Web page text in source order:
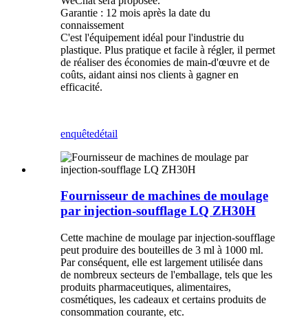
Garantie : 12 mois après la date du
connaissement
C'est l'équipement idéal pour l'industrie du
plastique. Plus pratique et facile à régler, il permet
de réaliser des économies de main-d'œuvre et de
coûts, aidant ainsi nos clients à gagner en
efficacité.
enquêtedétail
Fournisseur de machines de moulage
par injection-soufflage LQ ZH30H
Cette machine de moulage par injection-soufflage
peut produire des bouteilles de 3 ml à 1000 ml.
Par conséquent, elle est largement utilisée dans
de nombreux secteurs de l'emballage, tels que les
produits pharmaceutiques, alimentaires,
cosmétiques, les cadeaux et certains produits de
consommation courante, etc.